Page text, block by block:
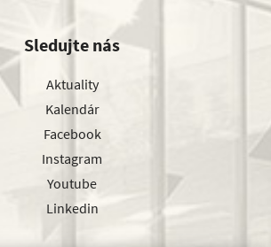
Sledujte nás
Aktuality
Kalendár
Facebook
Instagram
Youtube
Linkedin